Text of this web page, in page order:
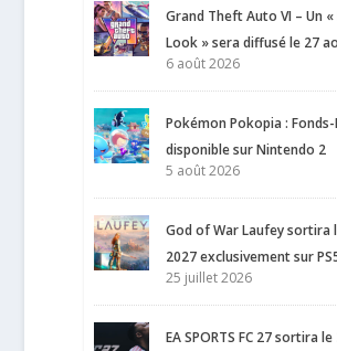
Grand Theft Auto VI – Un «
Look » sera diffusé le 27
6 août 2026
Pokémon Pokopia :
disponible sur Nintendo 2
5 août 2026
God of War Laufey sortira
2027 exclusivement sur
25 juillet 2026
EA SPORTS FC 27 sortira le